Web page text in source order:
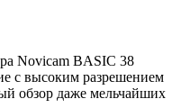
Novicam BASIC 38
с высоким разрешением
обзор даже мельчайших